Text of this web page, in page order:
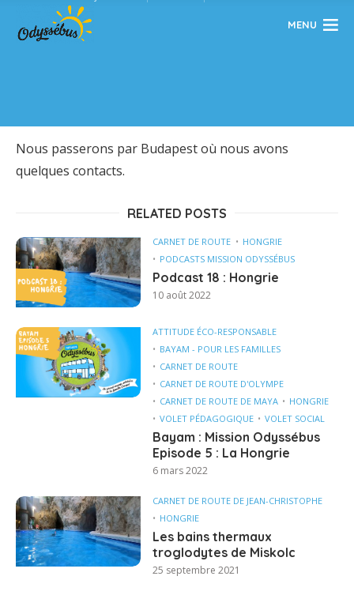
MENU
Nous passerons par Budapest où nous avons
quelques contacts.
RELATED POSTS
CARNET DE ROUTE
HONGRIE
PODCASTS MISSION ODYSSÉBUS
Podcast 18 : Hongrie
10 août 2022
ATTITUDE ÉCO-RESPONSABLE
BAYAM - POUR LES FAMILLES
CARNET DE ROUTE
CARNET DE ROUTE D'OLYMPE
CARNET DE ROUTE DE MAYA
HONGRIE
VOLET PÉDAGOGIQUE
VOLET SOCIAL
Bayam : Mission Odyssébus
Episode 5 : La Hongrie
6 mars 2022
CARNET DE ROUTE DE JEAN-CHRISTOPHE
HONGRIE
Les bains thermaux
troglodytes de Miskolc
25 septembre 2021